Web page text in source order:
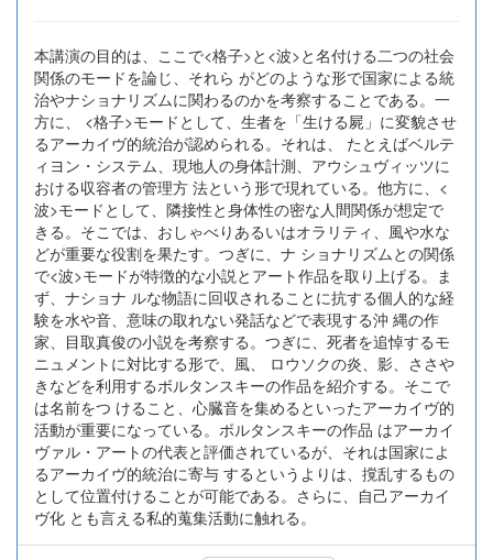
本講演の目的は、ここで<格子>と<波>と名付ける二つの社会
関係のモードを論じ、それら がどのような形で国家による統
治やナショナリズムに関わるのかを考察することである。一
方に、 <格子>モードとして、生者を「生ける屍」に変貌させ
るアーカイヴ的統治が認められる。それは、 たとえばベルテ
ィヨン・システム、現地人の身体計測、アウシュヴィッツに
おける収容者の管理方 法という形で現れている。他方に、<
波>モードとして、隣接性と身体性の密な人間関係が想定で
きる。そこでは、おしゃべりあるいはオラリティ、風や水な
どが重要な役割を果たす。つぎに、ナ ショナリズムとの関係
で<波>モードが特徴的な小説とアート作品を取り上げる。ま
ず、ナショナ ルな物語に回収されることに抗する個人的な経
験を水や音、意味の取れない発話などで表現する沖 縄の作
家、目取真俊の小説を考察する。つぎに、死者を追悼するモ
ニュメントに対比する形で、風、 ロウソクの炎、影、ささや
きなどを利用するボルタンスキーの作品を紹介する。そこで
は名前をつ けること、心臓音を集めるといったアーカイヴ的
活動が重要になっている。ボルタンスキーの作品 はアーカイ
ヴァル・アートの代表と評価されているが、それは国家によ
るアーカイヴ的統治に寄与 するというよりは、撹乱するもの
として位置付けることが可能である。さらに、自己アーカイ
ヴ化 とも言える私的蒐集活動に触れる。